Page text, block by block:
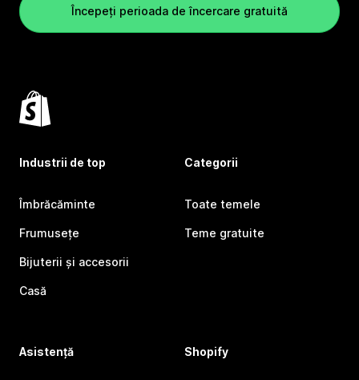
Începeți perioada de încercare gratuită
Industrii de top
Îmbrăcăminte
Frumusețe
Bijuterii și accesorii
Casă
Categorii
Toate temele
Teme gratuite
Asistență Shopify